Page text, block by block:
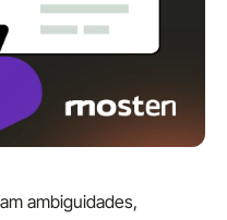
ambiguidades,